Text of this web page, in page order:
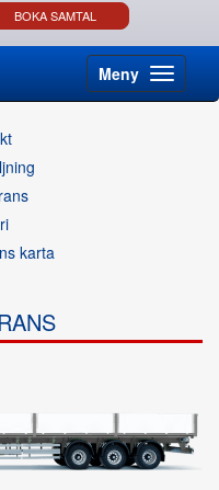
BOKA SAMTAL
Meny
karta